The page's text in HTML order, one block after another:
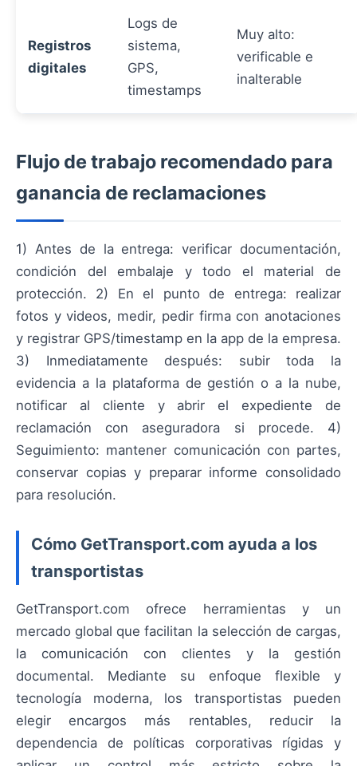
Registros
digitales
Logs de
sistema,
GPS,
timestamps
Muy alto:
verificable e
inalterable
Flujo de trabajo recomendado para
ganancia de reclamaciones
1) Antes de la entrega: verificar documentación,
condición del embalaje y todo el material de
protección. 2) En el punto de entrega: realizar
fotos y videos, medir, pedir firma con anotaciones
y registrar GPS/timestamp en la app de la empresa.
3) Inmediatamente después: subir toda la
evidencia a la plataforma de gestión o a la nube,
notificar al cliente y abrir el expediente de
reclamación con aseguradora si procede. 4)
Seguimiento: mantener comunicación con partes,
conservar copias y preparar informe consolidado
para resolución.
Cómo GetTransport.com ayuda a los
transportistas
GetTransport.com ofrece herramientas y un
mercado global que facilitan la selección de cargas,
la comunicación con clientes y la gestión
documental. Mediante su enfoque flexible y
tecnología moderna, los transportistas pueden
elegir encargos más rentables, reducir la
dependencia de políticas corporativas rígidas y